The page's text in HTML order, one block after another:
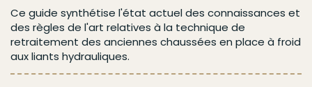
Ce guide synthétise l'état actuel des connaissances et
des règles de l'art relatives à la technique de
retraitement des anciennes chaussées en place à froid
aux liants hydrauliques.